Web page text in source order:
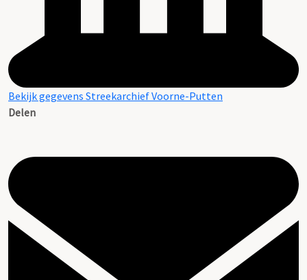
Bekijk gegevens Streekarchief Voorne-Putten
Delen